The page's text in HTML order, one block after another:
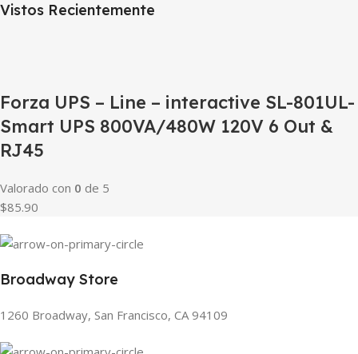
Vistos Recientemente
Forza UPS – Line – interactive SL-801UL-
Smart UPS 800VA/480W 120V 6 Out &
RJ45
Valorado con 0 de 5
$85.90
Broadway Store
1260 Broadway, San Francisco, CA 94109